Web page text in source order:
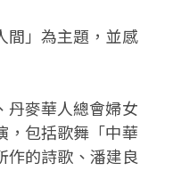
間」為主題，並感
丹麥華人總會婦女
，包括歌舞「中華
作的詩歌、潘建良